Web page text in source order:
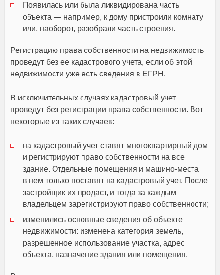
Появилась или была ликвидирована часть
объекта — например, к дому пристроили комнату
или, наоборот, разобрали часть строения.
Регистрацию права собственности на недвижимость
проведут без ее кадастрового учета, если об этой
недвижимости уже есть сведения в ЕГРН.
В исключительных случаях кадастровый учет
проведут без регистрации права собственности. Вот
некоторые из таких случаев:
на кадастровый учет ставят многоквартирный дом
и регистрируют право собственности на все
здание. Отдельные помещения и машино-места
в нем только поставят на кадастровый учет. После
застройщик их продаст, и тогда за каждым
владельцем зарегистрируют право собственности;
изменились основные сведения об объекте
недвижимости: изменена категория земель,
разрешенное использование участка, адрес
объекта, назначение здания или помещения.